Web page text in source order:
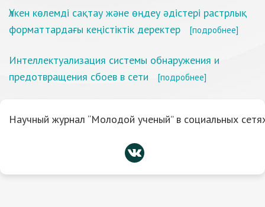
Үлкен көлемді сақтау және өңдеу әдістері растрлық
форматтардағы кеңістіктік деректер
[подробнее]
Интеллектуализация системы обнаружения и
предотвращения сбоев в сети
[подробнее]
Научный журнал “Молодой ученый” в социальных